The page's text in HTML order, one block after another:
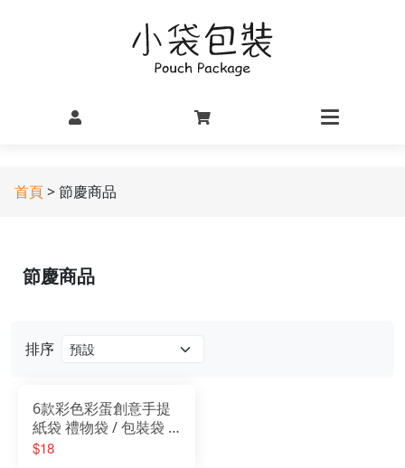
首頁> 節慶商品
排序
6款彩色彩蛋創意手提
紙袋 禮物袋 / 包裝袋 /
禮物袋/兒童節送禮袋/
$18
節慶商品